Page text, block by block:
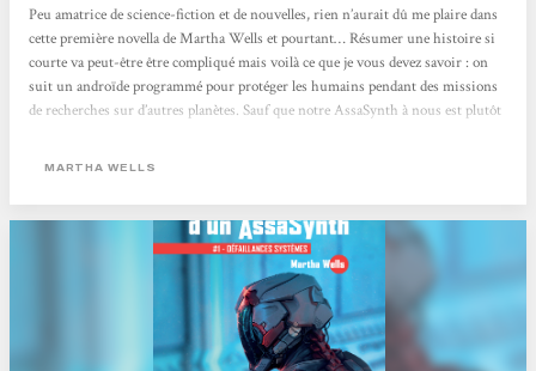
Peu amatrice de science-fiction et de nouvelles, rien n’aurait dû me plaire dans
cette première novella de Martha Wells et pourtant… Résumer une histoire si
courte va peut-être être compliqué mais voilà ce que je vous devez savoir : on
suit un androïde programmé pour protéger les humains pendant des missions
de recherches sur d’autres planètes. Sauf que notre AssaSynth à nous est plutôt
se soucie très peu des humains. Le protagoniste est donc un personnage un peu
MARTHA WELLS